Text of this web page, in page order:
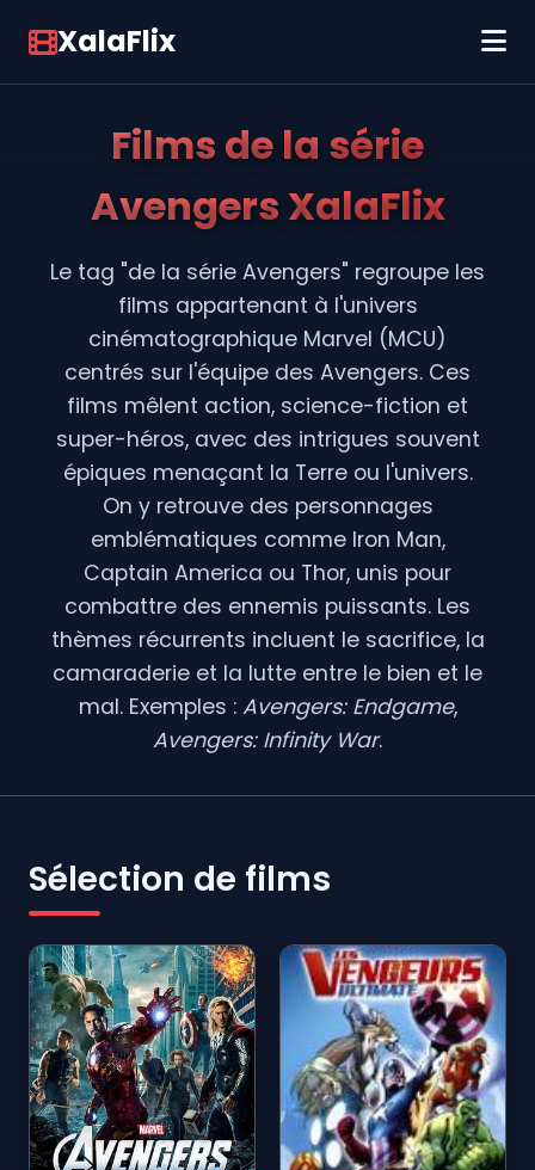
XalaFlix
Films de la série
Avengers XalaFlix
Le tag "de la série Avengers" regroupe les
films appartenant à l'univers
cinématographique Marvel (MCU)
centrés sur l'équipe des Avengers. Ces
films mêlent action, science-fiction et
super-héros, avec des intrigues souvent
épiques menaçant la Terre ou l'univers.
On y retrouve des personnages
emblématiques comme Iron Man,
Captain America ou Thor, unis pour
combattre des ennemis puissants. Les
thèmes récurrents incluent le sacrifice, la
camaraderie et la lutte entre le bien et le
mal. Exemples : Avengers: Endgame,
Avengers: Infinity War.
Sélection de films